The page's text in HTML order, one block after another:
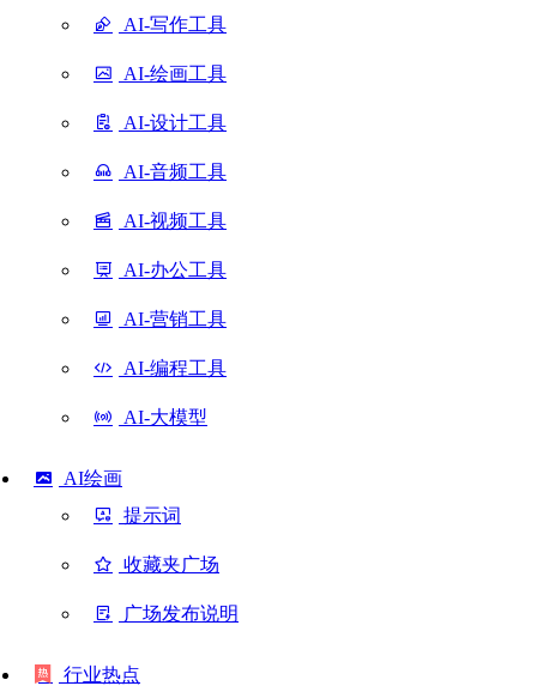
AI-写作工具
AI-绘画工具
AI-设计工具
AI-音频工具
AI-视频工具
AI-办公工具
AI-营销工具
AI-编程工具
AI-大模型
AI绘画
提示词
收藏夹广场
广场发布说明
行业热点